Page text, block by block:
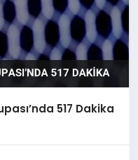
517 Dakika